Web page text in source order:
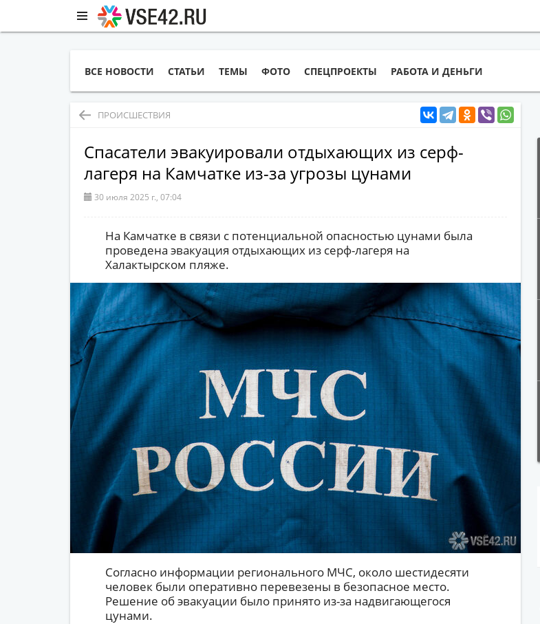
ВСЕ НОВОСТИ СТАТЬИ ТЕМЫ ФОТО СПЕЦПРОЕКТЫ РАБОТА И ДЕНЬГИ
ПРОИСШЕСТВИЯ
Спасатели эвакуировали отдыхающих из серф-
лагеря на Камчатке из-за угрозы цунами
30 июля 2025 г., 07:04
На Камчатке в связи с потенциальной опасностью цунами была
проведена эвакуация отдыхающих из серф-лагеря на
Халактырском пляже.
Согласно информации регионального МЧС, около шестидесяти
человек были оперативно перевезены в безопасное место.
Решение об эвакуации было принято из-за надвигающегося
цунами.